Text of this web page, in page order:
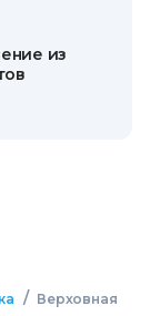
из
/ Верховная